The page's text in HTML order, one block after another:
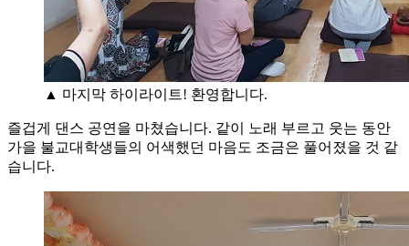
▲ 마지막 하이라이트! 환영합니다.
즐겁게 댄스 공연을 마쳤습니다. 같이 노래 부르고 웃는 동안
가을 불교대학생들의 어색했던 마음도 조금은 풀어졌을 것 같
습니다.